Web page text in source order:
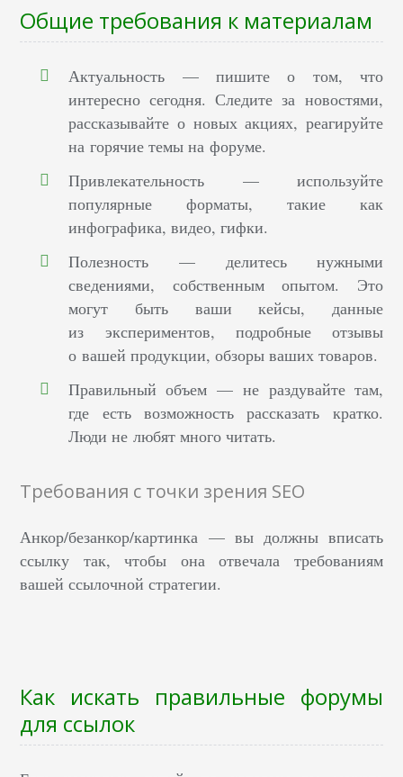
Общие требования к материалам
Актуальность — пишите о том, что
интересно сегодня. Следите за новостями,
рассказывайте о новых акциях, реагируйте
на горячие темы на форуме.
Привлекательность — используйте
популярные форматы, такие как
инфографика, видео, гифки.
Полезность — делитесь нужными
сведениями, собственным опытом. Это
могут быть ваши кейсы, данные
из экспериментов, подробные отзывы
о вашей продукции, обзоры ваших товаров.
Правильный объем — не раздувайте там,
где есть возможность рассказать кратко.
Люди не любят много читать.
Требования с точки зрения SEO
Анкор/безанкор/картинка — вы должны вписать
ссылку так, чтобы она отвечала требованиям
вашей ссылочной стратегии.
Как искать правильные форумы
для ссылок